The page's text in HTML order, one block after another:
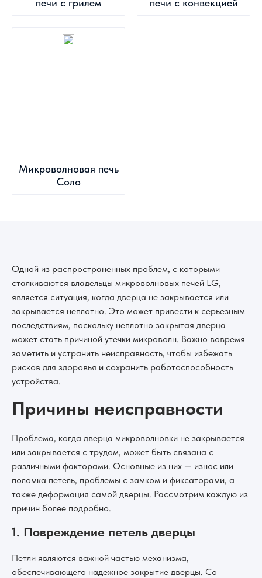
печи с грилем печи с конвекцией
Микроволновая печь
Соло
Одной из распространенных проблем, с которыми
сталкиваются владельцы микроволновых печей LG,
является ситуация, когда дверца не закрывается или
закрывается неплотно. Это может привести к серьезным
последствиям, поскольку неплотно закрытая дверца
может стать причиной утечки микроволн. Важно вовремя
заметить и устранить неисправность, чтобы избежать
рисков для здоровья и сохранить работоспособность
устройства.
Причины неисправности
Проблема, когда дверца микроволновки не закрывается
или закрывается с трудом, может быть связана с
различными факторами. Основные из них — износ или
поломка петель, проблемы с замком и фиксаторами, а
также деформация самой дверцы. Рассмотрим каждую из
причин более подробно.
1. Повреждение петель дверцы
Петли являются важной частью механизма,
обеспечивающего надежное закрытие дверцы. Со